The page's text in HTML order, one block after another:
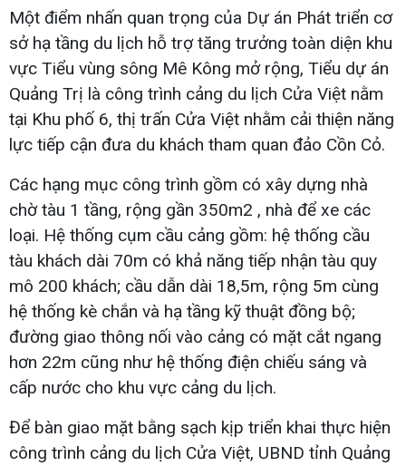
Một điểm nhấn quan trọng của Dự án Phát triển cơ
sở hạ tầng du lịch hỗ trợ tăng trưởng toàn diện khu
vực Tiểu vùng sông Mê Kông mở rộng, Tiểu dự án
Quảng Trị là công trình cảng du lịch Cửa Việt nằm
tại Khu phố 6, thị trấn Cửa Việt nhằm cải thiện năng
lực tiếp cận đưa du khách tham quan đảo Cồn Cỏ.
Các hạng mục công trình gồm có xây dựng nhà
chờ tàu 1 tầng, rộng gần 350m2 , nhà để xe các
loại. Hệ thống cụm cầu cảng gồm: hệ thống cầu
tàu khách dài 70m có khả năng tiếp nhận tàu quy
mô 200 khách; cầu dẫn dài 18,5m, rộng 5m cùng
hệ thống kè chắn và hạ tầng kỹ thuật đồng bộ;
đường giao thông nối vào cảng có mặt cắt ngang
hơn 22m cũng như hệ thống điện chiếu sáng và
cấp nước cho khu vực cảng du lịch.
Để bàn giao mặt bằng sạch kịp triển khai thực hiện
công trình cảng du lịch Cửa Việt, UBND tỉnh Quảng